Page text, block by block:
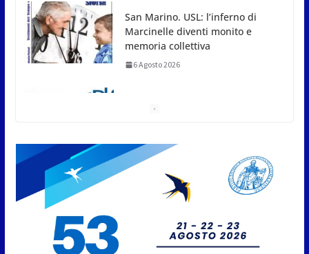
San Marino. USL: l’inferno di
Marcinelle diventi monito e
memoria collettiva
6 Agosto 2026
approvato
6 Agosto 2026
Protezione Civile San Marino.
della fase preliminare di
preallarme, dal 3 al 9 agosto